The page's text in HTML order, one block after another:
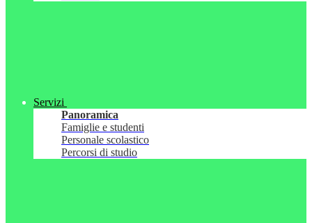
Servizi
Panoramica
Famiglie e studenti
Personale scolastico
Percorsi di studio